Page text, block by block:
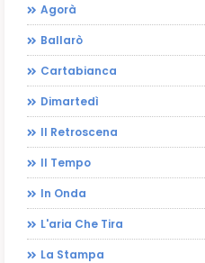
Agorà
Ballarò
Cartabianca
Dimartedì
Il Retroscena
Il Tempo
In Onda
L'aria Che Tira
La Stampa